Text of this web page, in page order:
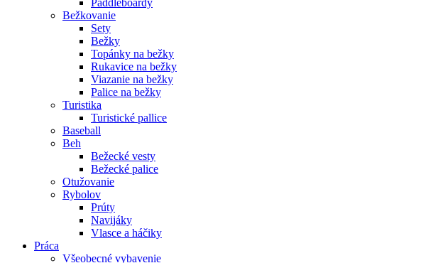
Bežkovanie
Sety
Bežky
Topánky na bežky
Rukavice na bežky
Viazanie na bežky
Palice na bežky
Turistika
Turistické pallice
Baseball
Beh
Bežecké vesty
Bežecké palice
Otužovanie
Rybolov
Prúty
Navijáky
Vlasce a háčiky
Práca
Všeobecné vybavenie